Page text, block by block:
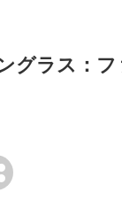
グラス：フ